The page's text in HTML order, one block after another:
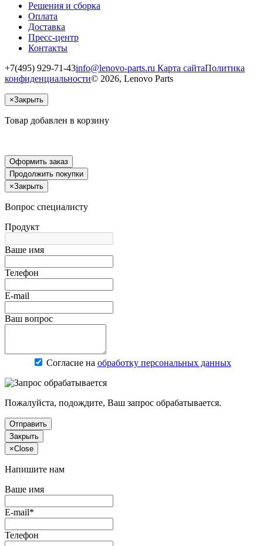
Решения и сборка
Оплата
Доставка
Пресс-центр
Контакты
+7(495) 929-71-43info@lenovo-parts.ru Карта сайтаПолитика
конфиденциальности© 2026, Lenovo Parts
×Закрыть
Товар добавлен в корзину
Оформить заказ
Продолжить покупки
×Закрыть
Вопрос специалисту
Продукт
Ваше имя
Телефон
E-mail
Ваш вопрос
Согласие на обработку персональных данных
Пожалуйста, подождите, Ваш запрос обрабатывается.
Отправить
Закрыть
×Close
Напишите нам
Ваше имя
E-mail*
Телефон